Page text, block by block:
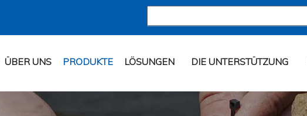
ÜBER UNS PRODUKTE LÖSUNGEN DIE UNTERSTÜTZUNG